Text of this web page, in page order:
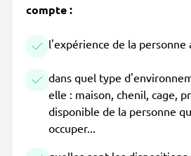
compte :
l'expérience de la personne
dans quel type
elle : maison, chenil, cage,
disponible de la personne
occuper...